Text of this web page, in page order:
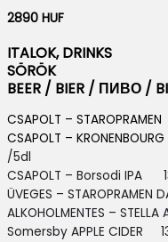
2890 HUF
ITALOK, DRINKS
SÖRÖK
BEER / BIER / ПИВО /
CSAPOLT –
CSAPOLT –
/5dl
CSAPOLT – Borsodi IPA
ÜVEGES –
ALKOHOLMENTES – STELLA
Somersby APPLE CIDER